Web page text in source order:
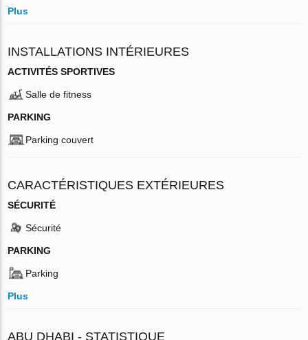
Plus
INSTALLATIONS INTÉRIEURES
ACTIVITÉS SPORTIVES
Salle de fitness
PARKING
Parking couvert
CARACTÉRISTIQUES EXTÉRIEURES
SÉCURITÉ
Sécurité
PARKING
Parking
Plus
ABU DHABI - STATISTIQUE